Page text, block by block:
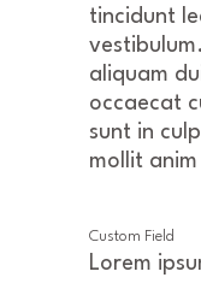
tincidunt
aliquam
occaecat
sunt in
mollit
Custom Field
Lorem